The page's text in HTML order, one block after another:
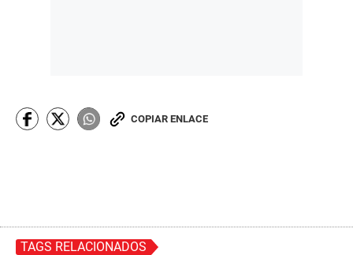
COPIAR ENLACE
TAGS RELACIONADOS